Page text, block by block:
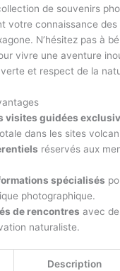
de souvenirs
votre connaissance
N’hésitez pas à
vivre une aventure
et respect de la
visites guidées
dans les sites
réservés aux
spécialisés
photographique.
de rencontres avec
naturaliste.
Description